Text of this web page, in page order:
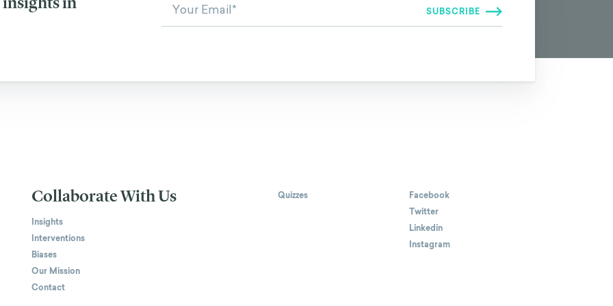
Collaborate With Us
Insights
Interventions
Biases
Our Mission
Contact
Quizzes
Facebook
Twitter
Linkedin
Instagram